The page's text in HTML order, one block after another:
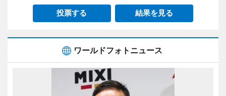
投票する 結果を見る
ワールドフォトニュース